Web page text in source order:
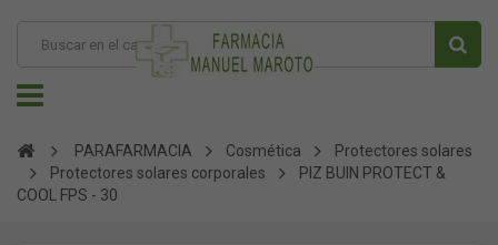
PARAFARMACIA Cosmética
Protectores solares
Protectores solares corporales
PIZ BUIN PROTECT &
COOL FPS - 30